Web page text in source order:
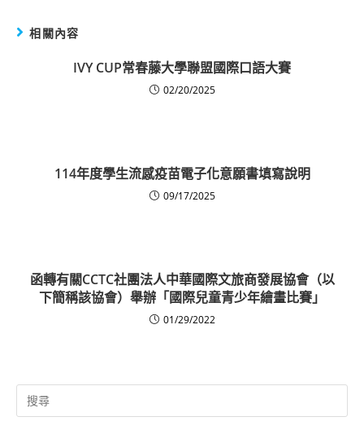
相關內容
IVY CUP常春藤大學聯盟國際口語大賽
02/20/2025
114年度學生流感疫苗電子化意願書填寫說明
09/17/2025
函轉有關CCTC社團法人中華國際文旅商發展協會（以
下簡稱該協會）舉辦「國際兒童青少年繪畫比賽」
01/29/2022
Search
for: